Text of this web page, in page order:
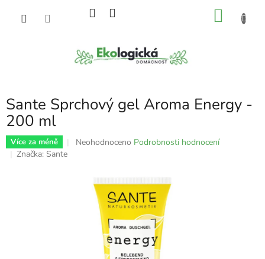
Sante Sprchový gel Aroma Energy -
200 ml
Více za méně
Průměrné
hvězdiček.
Neohodnoceno Podrobnosti hodnocení
Značka: Sante